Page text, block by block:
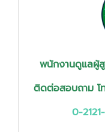
พนักงานดูแลผู้
ติดต่อสอบถาม โ
0-